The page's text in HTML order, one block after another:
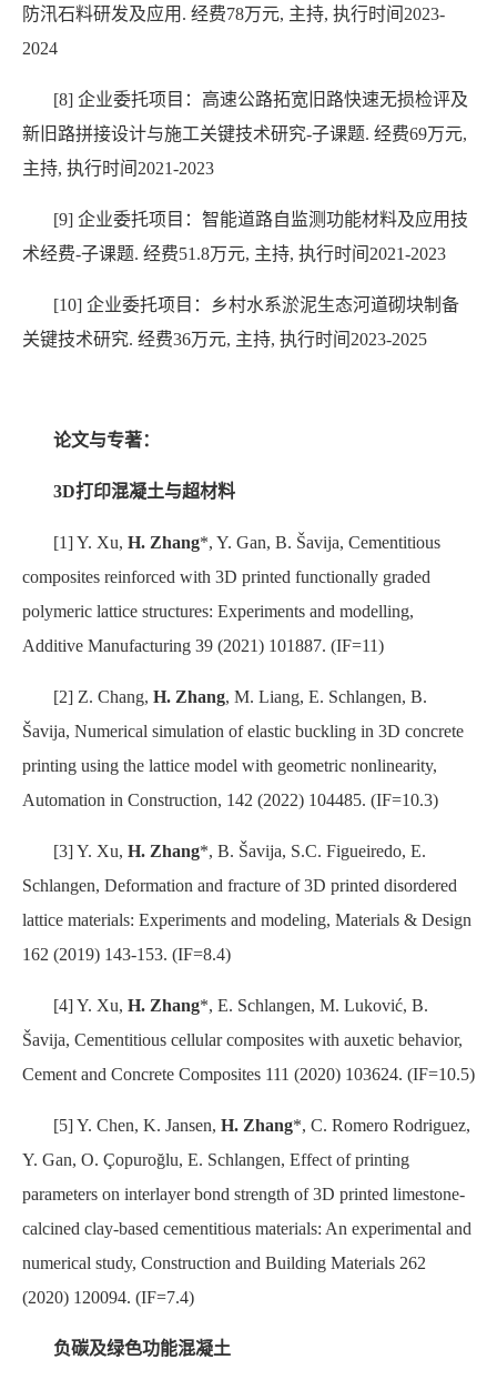
防汛石料研发及应用 . 经费78万元, 主持, 执行时间 2023-
2024
[8] 企业委托项目：高速公路拓宽旧路快速无损检评及
新旧路拼接设计与施工关键技术研究-子课题. 经费69万元,
主持, 执行时间 2021-2023
[9] 企业委托项目：智能道路自监测功能材料及应用技
术经费-子课题. 经费51.8万元, 主持, 执行时间 2021-2023
[10] 企业委托项目：乡村水系淤泥生态河道砌块制备
关键技术研究. 经费36万元, 主持, 执行时间 2023-2025
论文与专著：
3D打印混凝土与超材料
[1] Y. Xu, H. Zhang*, Y. Gan, B. Šavija, Cementitious
composites reinforced with 3D printed functionally graded
polymeric lattice structures: Experiments and modelling,
Additive Manufacturing 39 (2021) 101887. (IF=11)
[2] Z. Chang, H. Zhang, M. Liang, E. Schlangen, B.
Šavija, Numerical simulation of elastic buckling in 3D concrete
printing using the lattice model with geometric nonlinearity,
Automation in Construction, 142 (2022) 104485. (IF=10.3)
[3] Y. Xu, H. Zhang*, B. Šavija, S.C. Figueiredo, E.
Schlangen, Deformation and fracture of 3D printed disordered
lattice materials: Experiments and modeling, Materials & Design
162 (2019) 143-153. (IF=8.4)
[4] Y. Xu, H. Zhang*, E. Schlangen, M. Luković, B.
Šavija, Cementitious cellular composites with auxetic behavior,
Cement and Concrete Composites 111 (2020) 103624. (IF=10.5)
[5] Y. Chen, K. Jansen, H. Zhang*, C. Romero Rodriguez,
Y. Gan, O. Çopuroğlu, E. Schlangen, Effect of printing
parameters on interlayer bond strength of 3D printed limestone-
calcined clay-based cementitious materials: An experimental and
numerical study, Construction and Building Materials 262
(2020) 120094. (IF=7.4)
负碳及绿色功能混凝土